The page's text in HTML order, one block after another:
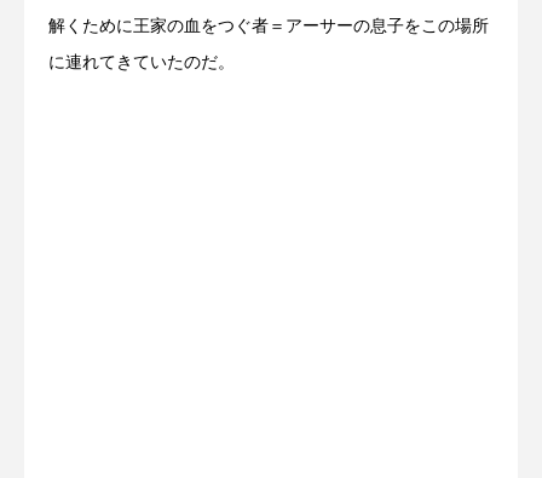
解くために王家の血をつぐ者＝アーサーの息子をこの場所
に連れてきていたのだ。